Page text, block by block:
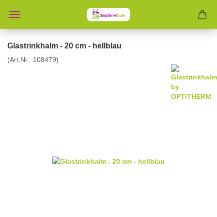
Glastrinkhalm - 20 cm - hellblau
(Art.Nr.: 108479)